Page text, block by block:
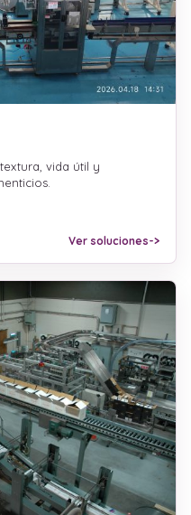
vida útil y
Ver soluciones->